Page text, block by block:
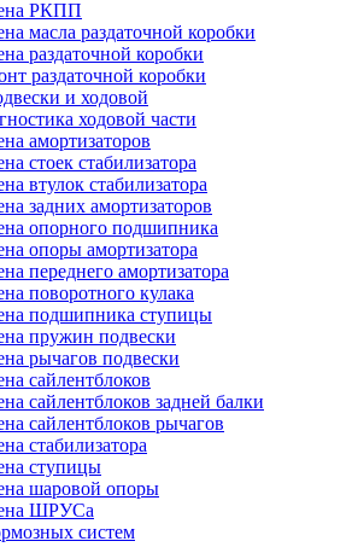
РКПП
масла раздаточной коробки
раздаточной коробки
раздаточной коробки
и ходовой
ходовой части
амортизаторов
стоек стабилизатора
втулок стабилизатора
задних амортизаторов
опорного подшипника
опоры амортизатора
переднего амортизатора
поворотного кулака
подшипника ступицы
пружин подвески
рычагов подвески
сайлентблоков
сайлентблоков задней балки
сайлентблоков рычагов
стабилизатора
ступицы
шаровой опоры
ШРУСа
систем